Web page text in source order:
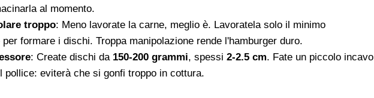
al momento.
troppo: Meno lavorate la carne, meglio è. Lavoratela solo il minimo
formare i dischi. Troppa manipolazione rende l'hamburger duro.
: Create dischi da 150-200 grammi, spessi 2-2.5 cm. Fate un piccolo incavo
pollice: eviterà che si gonfi troppo in cottura.